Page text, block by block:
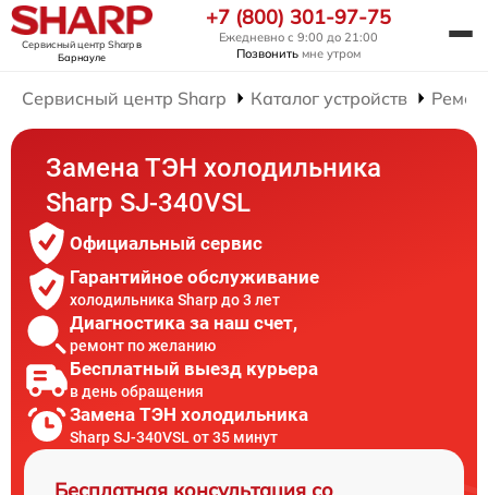
Сервисный центр Sharpв
Барнауле
+7 (800) 301-97-75
Ежедневно с 9:00 до 21:00
Позвонить мне утром
Сервисный центр Sharp Каталог устройств
Замена ТЭН холодильника
Sharp SJ-340VSL
Официальный сервис
Гарантийное обслуживание
холодильника Sharp до 3 лет
Диагностика за наш счет,
ремонт по желанию
Бесплатный выезд курьера
в день обращения
Замена ТЭН холодильника
Sharp SJ-340VSL от 35 минут
Бесплатная консультация со